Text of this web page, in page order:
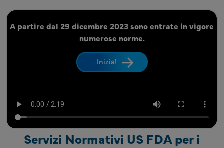
A partire dal 29 dicembre 2023 sono entrate in vigore
numerose norme.
Inizia!
Servizi Normativi US FDA per i